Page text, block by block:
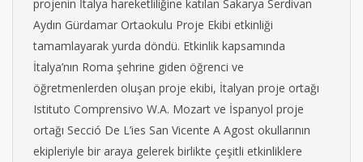
projenin İtalya hareketliliğine katılan Sakarya Serdivan
Aydın Gürdamar Ortaokulu Proje Ekibi etkinliği
tamamlayarak yurda döndü. Etkinlik kapsamında
İtalya’nın Roma şehrine giden öğrenci ve
öğretmenlerden oluşan proje ekibi, İtalyan proje ortağı
Istituto Comprensivo W.A. Mozart ve İspanyol proje
ortağı Secció De L’ies San Vicente A Agost okullarının
ekipleriyle bir araya gelerek birlikte çeşitli etkinliklere